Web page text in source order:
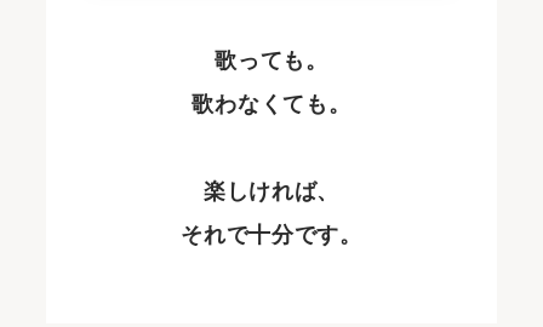
歌っても。
歌わなくても。
楽しければ、
それで十分です。